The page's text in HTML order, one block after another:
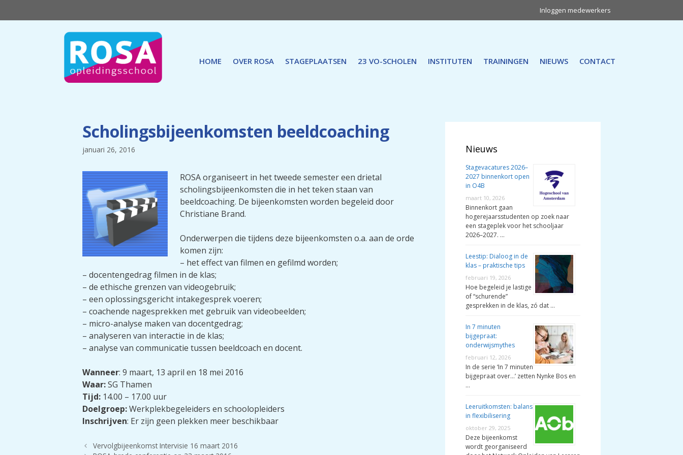
naar
Inloggen medewerkers
HOME OVER ROSA STAGEPLAATSEN 23 VO-SCHOLEN INSTITUTEN TRAININGEN NIEUWS CONTACT
Scholingsbijeenkomsten beeldcoaching
januari 26, 2016
ROSA organiseert in het tweede semester een drietal
scholingsbijeenkomsten die in het teken staan van
beeldcoaching. De bijeenkomsten worden begeleid door
Christiane Brand.
Onderwerpen die tijdens deze bijeenkomsten o.a. aan de orde
komen zijn:
– het effect van filmen en gefilmd worden;
– docentengedrag filmen in de klas;
– de ethische grenzen van videogebruik;
– een oplossingsgericht intakegesprek voeren;
– coachende nagesprekken met gebruik van videobeelden;
– micro-analyse maken van docentgedrag;
– analyseren van interactie in de klas;
– analyse van communicatie tussen beeldcoach en docent.
Wanneer: 9 maart, 13 april en 18 mei 2016
Waar:SG Thamen
Tijd: 14.00 – 17.00 uur
Doelgroep:Werkplekbegeleiders en schoolopleiders
Inschrijven: Er zijn geen plekken meer beschikbaar
Vervolgbijeenkomst Intervisie 16 maart 2016
Nieuws
Stagevacatures 2026–
2027 binnenkort open
in O4B
maart 10, 2026
Binnenkort gaan
hogerejaarsstudenten op zoek naar
een stageplek voor het schooljaar
2026–2027. …
Leestip: Dialoog in de
klas – praktische tips
februari 19, 2026
Hoe begeleid je lastige
of “schurende”
gesprekken in de klas, zó dat …
In 7 minuten
bijgepraat:
onderwijsmythes
februari 12, 2026
In de serie ‘In 7 minuten
bijgepraat over…’ zetten Nynke Bos en
…
Leeruitkomsten: balans
in flexibilisering
oktober 29, 2025
Deze bijeenkomst
wordt georganiseerd